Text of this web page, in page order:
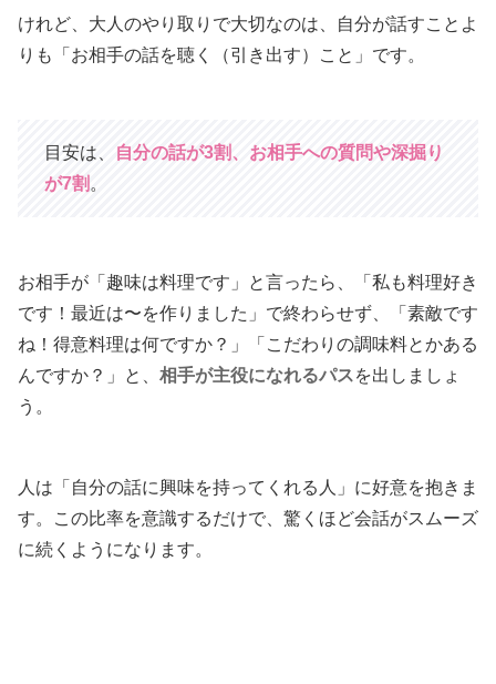
けれど、大人のやり取りで大切なのは、自分が話すことよ
りも「お相手の話を聴く（引き出す）こと」です。
目安は、
自分の話が3割、お相手への質問や深掘り
が7割 。
お相手が「趣味は料理です」と言ったら、「私も料理好き
です！最近は〜を作りました」で終わらせず、「素敵です
ね！得意料理は何ですか？」「こだわりの調味料とかある
んですか？」と、 相手が主役になれるパスを出しましょ
う。
人は「自分の話に興味を持ってくれる人」に好意を抱きま
す。この比率を意識するだけで、驚くほど会話がスムーズ
に続くようになります。